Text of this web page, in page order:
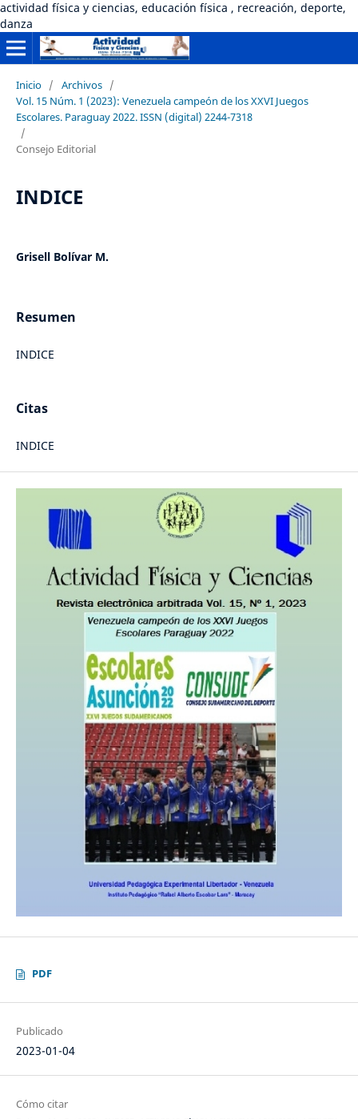
actividad física y ciencias, educación física , recreación, deporte,
danza
Inicio / Archivos /
Vol. 15 Núm. 1 (2023): Venezuela campeón de los XXVI Juegos
Escolares. Paraguay 2022. ISSN (digital) 2244-7318
/
Consejo Editorial
INDICE
Grisell Bolívar M.
Resumen
INDICE
Citas
INDICE
PDF
Publicado
2023-01-04
Cómo citar